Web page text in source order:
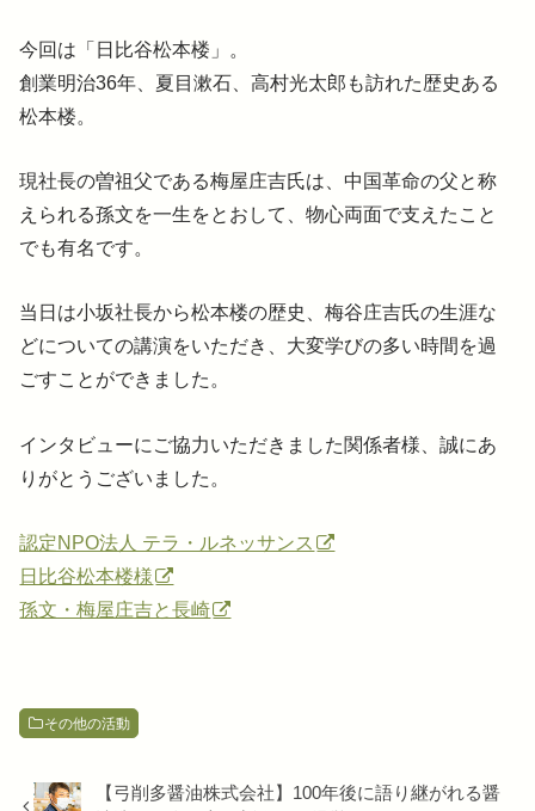
今回は「日比谷松本楼」。
創業明治36年、夏目漱石、高村光太郎も訪れた歴史ある
松本楼。
現社長の曽祖父である梅屋庄吉氏は、中国革命の父と称
えられる孫文を一生をとおして、物心両面で支えたこと
でも有名です。
当日は小坂社長から松本楼の歴史、梅谷庄吉氏の生涯な
どについての講演をいただき、大変学びの多い時間を過
ごすことができました。
インタビューにご協力いただきました関係者様、誠にあ
りがとうございました。
認定NPO法人 テラ・ルネッサンス
日比谷松本楼様
孫文・梅屋庄吉と長崎
その他の活動
【弓削多醤油株式会社】100年後に語り継がれる醤